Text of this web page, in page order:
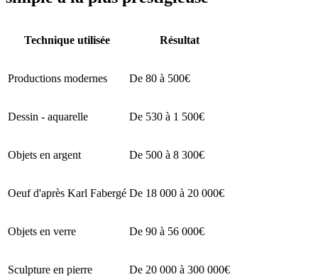
Technique utilisée Résultat
Productions modernes De 80 à 500€
Dessin - aquarelle De 530 à 1 500€
Objets en argent De 500 à 8 300€
Oeuf d'après Karl Fabergé De 18 000 à 20 000€
Objets en verre De 90 à 56 000€
Sculpture en pierre De 20 000 à 300 000€